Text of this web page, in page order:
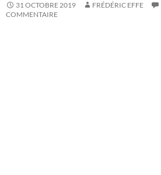
31 OCTOBRE 2019 FRÉDÉRIC EFFE
COMMENTAIRE